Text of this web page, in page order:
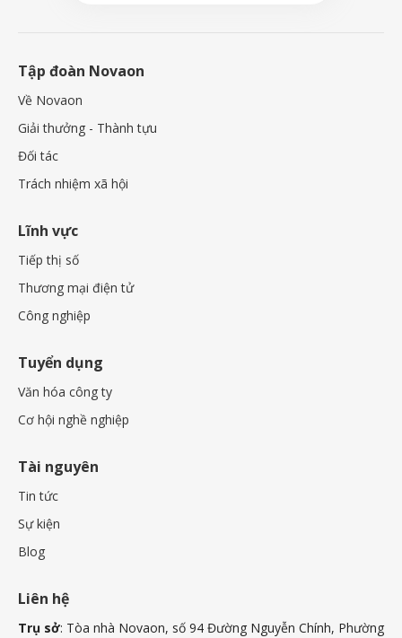
Tập đoàn Novaon
Về Novaon
Giải thưởng - Thành tựu
Đối tác
Trách nhiệm xã hội
Lĩnh vực
Tiếp thị số
Thương mại điện tử
Công nghiệp
Tuyển dụng
Văn hóa công ty
Cơ hội nghề nghiệp
Tài nguyên
Tin tức
Sự kiện
Blog
Liên hệ
Trụ sở: Tòa nhà Novaon, số 94 Đường Nguyễn Chính, Phường